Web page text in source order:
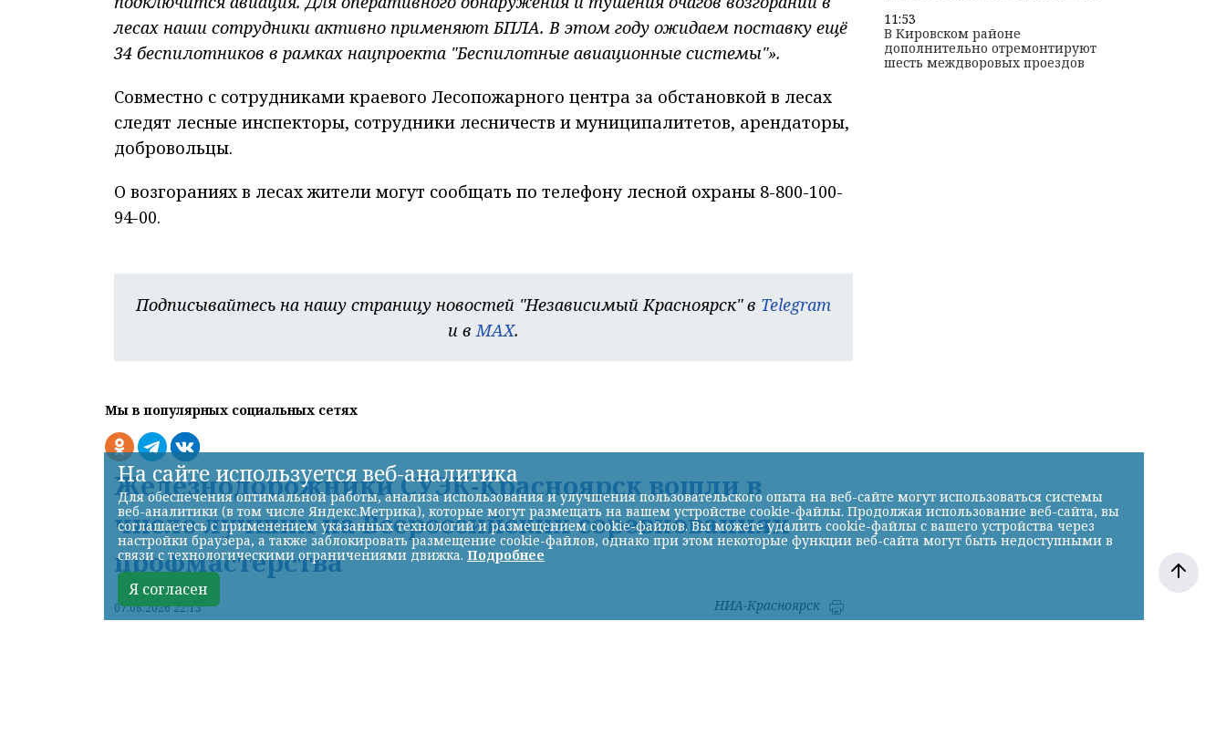
лесах наши сотрудники активно применяют БПЛА. В этом году ожидаем поставку ещё
34 беспилотников в рамках нацпроекта "Беспилотные авиационные системы"».
Совместно с сотрудниками краевого Лесопожарного центра за обстановкой в лесах
следят лесные инспекторы, сотрудники лесничеств и муниципалитетов, арендаторы,
добровольцы.
О возгораниях в лесах жители могут сообщать по телефону лесной охраны 8-800-100-
94-00.
Подписывайтесь на нашу страницу новостей "Независимый Красноярск" в Telegram
и вMAX.
Мы в популярных социальных сетях
Железнодорожники СУЭК-Красноярск вошли в
число лучших на Всероссийских соревнованиях
профмастерства
07.08.2026 22:13 НИА-Красноярск
11:53
В Кировском районе
дополнительно отремонтируют
шесть междворовых проездов
На сайте используется веб-аналитика
Для обеспечения оптимальной работы, анализа использования и улучшения пользовательского опыта на веб-сайте могут использоваться системы
веб-аналитики (в том числе Яндекс.Метрика), которые могут размещать на вашем устройстве cookie-файлы. Продолжая использование веб-сайта, вы
соглашаетесь с применением указанных технологий и размещением cookie-файлов. Вы можете удалить cookie-файлы с вашего устройства через
настройки браузера, а также заблокировать размещение cookie-файлов, однако при этом некоторые функции веб-сайта могут быть недоступными в
связи с технологическими ограничениями движка. Подробнее
Я согласен